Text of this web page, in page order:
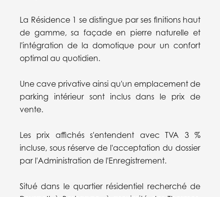
La Résidence 1 se distingue par ses finitions haut
de gamme, sa façade en pierre naturelle et
l'intégration de la domotique pour un confort
optimal au quotidien.
Une cave privative ainsi qu'un emplacement de
parking intérieur sont inclus dans le prix de
vente.
Les prix affichés s'entendent avec TVA 3 %
incluse, sous réserve de l'acceptation du dossier
par l'Administration de l'Enregistrement.
Situé dans le quartier résidentiel recherché de